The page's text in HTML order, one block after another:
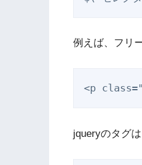
例えば、フリ
<p
jqueryのタグは